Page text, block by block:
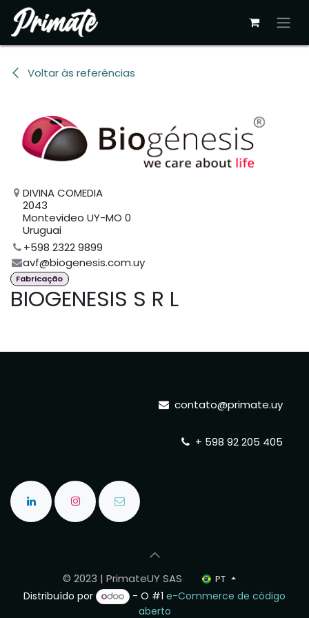
Pular para o conteúdo
Voltar às referências
DIVINA COMEDIA
2043
Montevideo UY-MO 0
Uruguai
+598 2322 9899
avf@biogenesis.com.uy
Fabricação
BIOGENESIS S R L
contato@primate.uy
+ 598 92 205 405
© 2023 | PrimateUY SAS PT
Distribuído por - O #1 e-Commerce de código
aberto